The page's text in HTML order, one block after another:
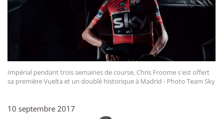
Impérial pendant trois semaines de course, Chris Froome s'est offert
sa première Vuelta et un doublé historique à Madrid - Photo Team Sky
10 septembre 2017